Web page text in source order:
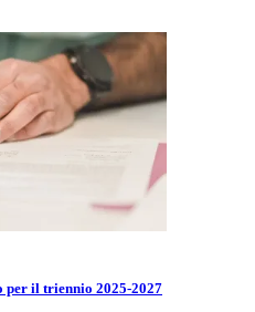
per il triennio 2025-2027